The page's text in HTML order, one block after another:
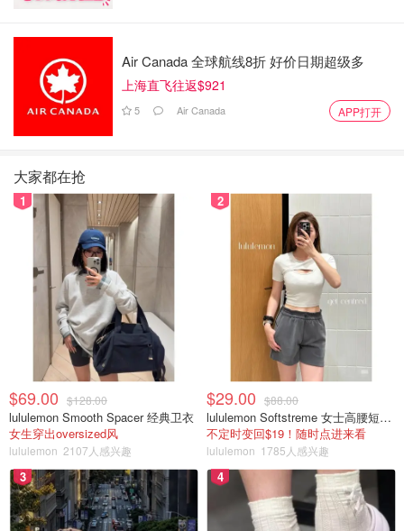
的世界都天翻地覆，”这位悲痛的母亲继续说道。“我要让这
个男人为他从我、从我们所有人身上夺走的东西付出惨痛的
代价。我要他在监狱里腐烂。我永远不会原谅他对我宝贝女
儿的虐待行为。”
安，并告诉她，她爱她。
这位少女害怕她的父亲有一天会获得自由。
“如果我爸爸找到我的位置并毫无预警地出现，那将是一场
噩梦，”她说。“我认为我永远无法原谅我的母亲，一个如此
美丽和善良的人，在被不公正地从朋友和家人身边带走之前
遭受的痛苦。”
Chen最小的儿子今年 9 岁，他画了一幅令人心碎的画，描
绘了他悲痛的心情：一张哭泣的脸，眼睛里喷出火焰。“火
焰代表我的愤怒，眼泪代表我的悲伤。”
Air Canada 全球航线8折 好价日期超级多
上海直飞往返$921
5 Air Canada APP打开
大家都在抢
1
$69.00 $128.00
lululemon Smooth Spacer 经典卫衣
女生穿出oversized风
lululemon 2107人感兴趣
2
$29.00 $88.00
lululemon Softstreme 女士高腰短裤 10cm
不定时变回$19！随时点进来看
lululemon 1785人感兴趣
3 4